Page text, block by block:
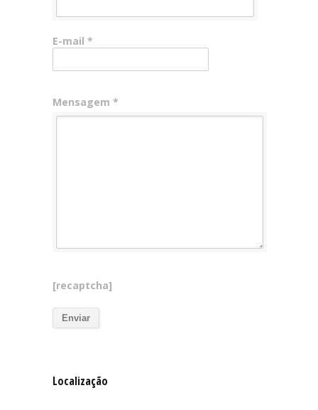
E-mail *
Mensagem *
[recaptcha]
Localização